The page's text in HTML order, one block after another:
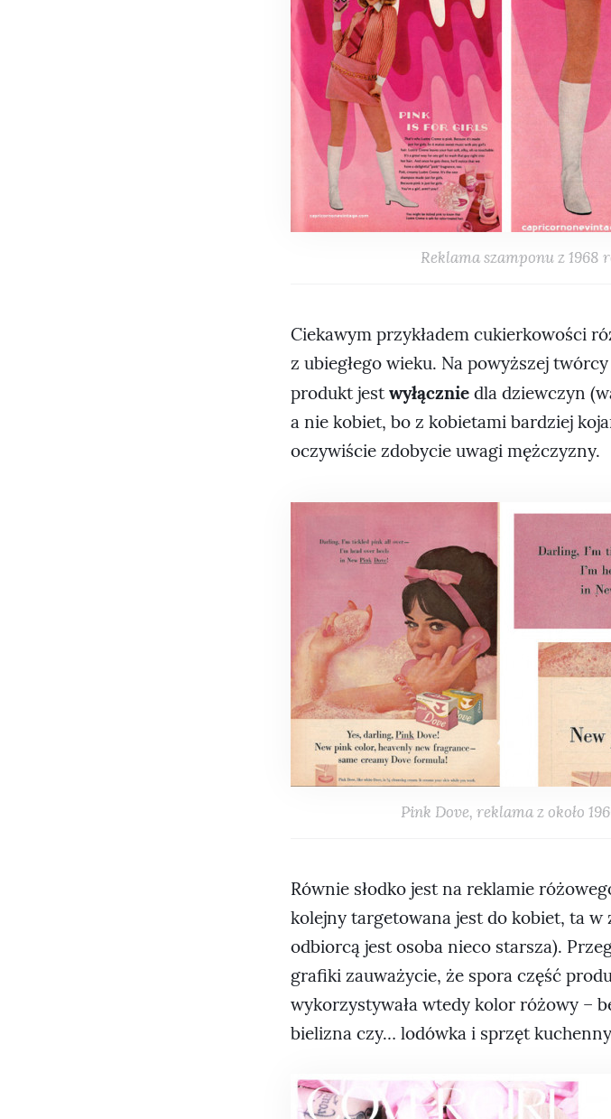
Reklama szamponu z 1968
Ciekawym przykładem cukierkowości
z ubiegłego wieku. Na powyższej
produkt jestwyłącznie dla dziewczyn
a nie kobiet, bo z kobietami bardziej
oczywiście zdobycie uwagi mężczyzny.
Pink Dove, reklama z około
Równie słodko jest na reklamie
kolejny targetowana jest do kobiet, ta w
odbiorcą jest osoba nieco starsza).
grafiki zauważycie, że spora część
wykorzystywała wtedy kolor różowy –
bielizna czy… lodówka i sprzęt